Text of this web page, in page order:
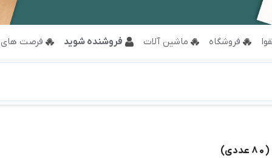
فروشگاه ماشین آلات فروشنده شوید فرصت